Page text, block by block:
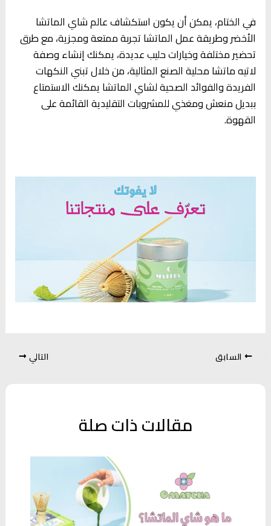
في الختام، يمكن أن يكون استكشاف عالم شاي الماتشا
الأخضر وطريقة عمل الماتشا تجربة ممتعة ومجزية، مع طرق
تحضير مختلفة وخيارات حليب عديدة، يمكنك إنشاء وصفة
لاتيه ماتشا محلية الصنع المثالية، من خلال تبني النكهات
الفريدة والفوائد الصحية لشاي الماتشا يمكنك الاستمتاع
ببديل منعش ومغذي للمشروبات التقليدية القائمة على
القهوة.
السابق التالي
مقالات ذات صلة